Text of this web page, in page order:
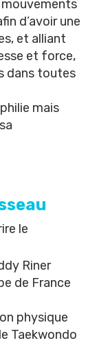
d’avoir une
et alliant
et force,
dans toutes
mais
le
Riner
de France
physique
Taekwondo